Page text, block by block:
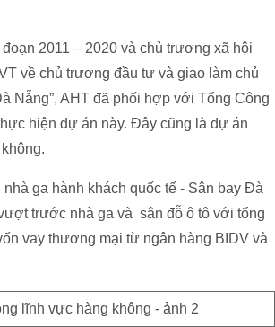
2011 – 2020 và chủ trương xã hội
về chủ trương đầu tư và giao làm chủ
Nẵng”, AHT đã phối hợp với Tổng Công
hiện dự án này. Đây cũng là dự án
ga hành khách quốc tế - Sân bay Đà
trước nhà ga và sân đỗ ô tô với tổng
vay thương mại từ ngân hàng BIDV và